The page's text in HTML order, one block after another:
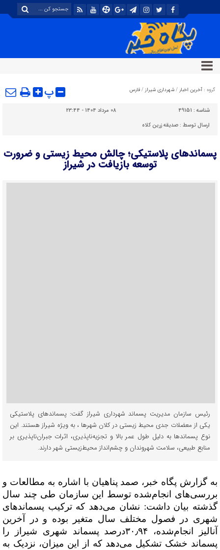
گروه : آخرین اخبار / شهرداری شیراز / فارس پ
شناسه : 49151
08 مرداد 1404 - 23:44
ارسال توسط : صدیقه زرین کلاه
پسماندهای پلاستیکی؛ چالش محیط زیستی و ضرورت
توسعه بازیافت در شیراز
رئیس سازمان مدیریت پسماند شهرداری شیراز گفت: پسماندهای پلاستیکی
یکی از معضلات جدی محیط زیستی در کلان شهرها ، به‌ ویژه شیراز هستند. این
نوع پسماندها به دلیل طول عمر بالا و تجزیه‌ناپذیری، اثرات جبران‌ناپذیری بر
منابع طبیعی، سلامت شهروندان و چشم‌انداز محیط‌زیستی شهر دارند.
به گزارش پگاه خبر، صمد پناهیان با اشاره به مطالعات و
بررسی‌های انجام‌شده توسط این سازمان طی چند سال
گذشته بیان داشت: نشان می‌دهد که ترکیب پسماندهای
شهری در فصول مختلف سال متغیر بوده و در آخرین
آنالیز انجام‌شده، ۳۰٫۹۴درصد پسماند شهری شیراز را
پسماند خشک تشکیل می‌دهد که از این میزان، نزدیک به